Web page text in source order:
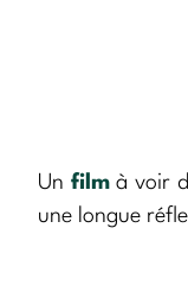
Un filmà voir
une longue